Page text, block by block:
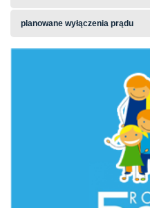
planowane wyłączenia prądu